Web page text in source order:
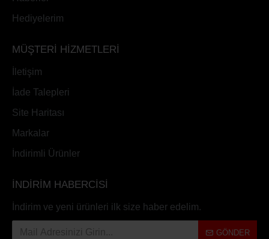
Hediyelerim
MÜŞTERİ HİZMETLERİ
İletişim
İade Talepleri
Site Haritası
Markalar
İndirimli Ürünler
İNDİRİM HABERCİSİ
İndirim ve yeni ürünleri ilk size haber edelim.
GÖNDER